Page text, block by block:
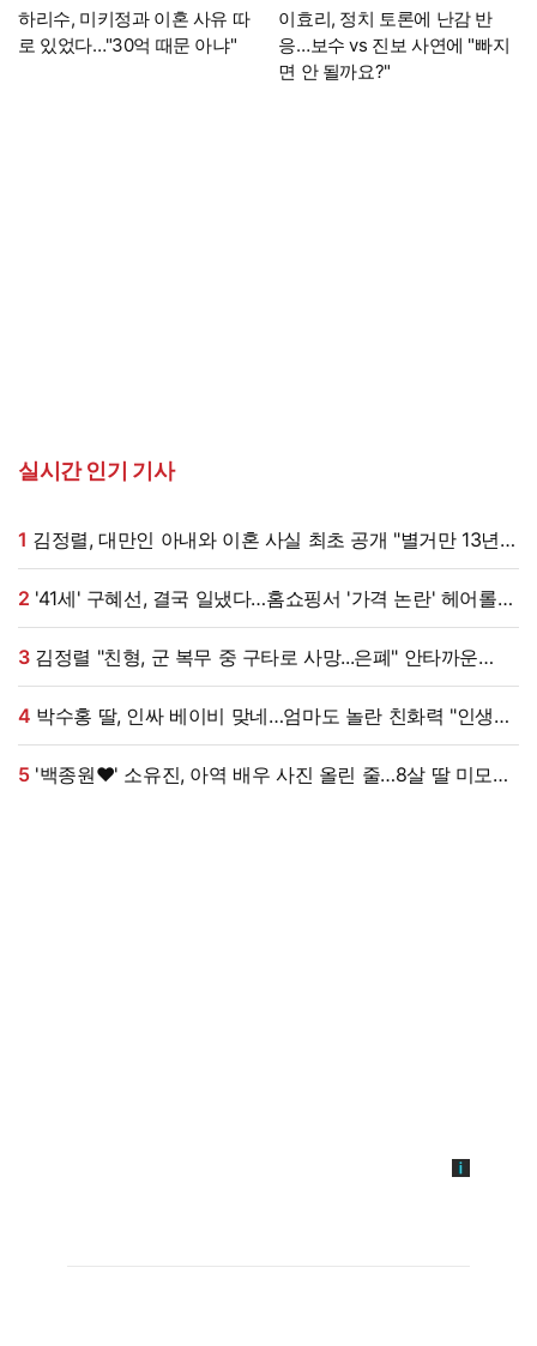
하리수, 미키정과 이혼 사유 따
로 있었다…"30억 때문 아냐"
이효리, 정치 토론에 난감 반
응…보수 vs 진보 사연에 "빠지
면 안 될까요?"
실시간 인기 기사
1
(데이앤나잇)
2
대박, 무려 '3만 장' 돌파 [엑's 이슈]
3김정렬 "친형, 군 복무 중 구타로 사망...은폐" 안타까운
가족사 (데이앤나잇)[전일야화]
4
N회차"
5'백종원♥' 소유진, 아역 배우 사진 올린 줄…8살 딸 미모